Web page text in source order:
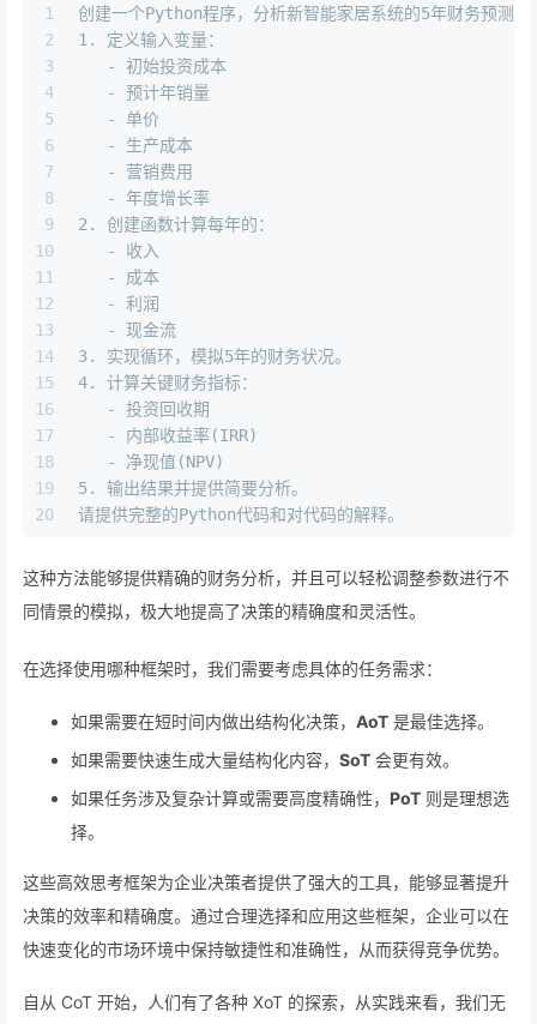
1
2
3
4
5
6
7
8
9
10
11
12
13
14
15
16
17
18
19
20
创建一个Python程序，分析新智能家居系统的5年财务预测：
1.
定义输入变量：
   -
初始投资成本
   -
预计年销量
   -
单价
   -
生产成本
   -
营销费用
   -
年度增长率
2.
创建函数计算每年的：
   -
收入
   -
成本
   -
利润
   -
现金流
3.
实现循环，模拟5年的财务状况。
4.
计算关键财务指标：
   -
投资回收期
   -
内部收益率(IRR)
   -
净现值(NPV)
5.
输出结果并提供简要分析。
请提供完整的Python代码和对代码的解释。
这种方法能够提供精确的财务分析，并且可以轻松调整参数进行不
同情景的模拟，极大地提高了决策的精确度和灵活性。
在选择使用哪种框架时，我们需要考虑具体的任务需求：
如果需要在短时间内做出结构化决策， AoT 是最佳选择。
如果需要快速生成大量结构化内容， SoT 会更有效。
如果任务涉及复杂计算或需要高度精确性， PoT 则是理想选
择。
这些高效思考框架为企业决策者提供了强大的工具，能够显著提升
决策的效率和精确度。通过合理选择和应用这些框架，企业可以在
快速变化的市场环境中保持敏捷性和准确性，从而获得竞争优势。
自从 CoT 开始，人们有了各种 XoT 的探索，从实践来看，我们无